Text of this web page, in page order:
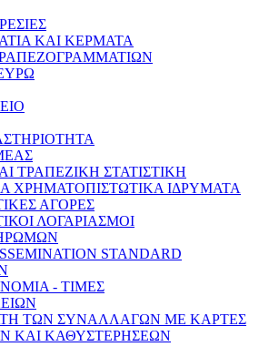
ΚΑΙ ΚΕΡΜΑΤΑ
ΤΡΑΠΕΖΙΚΗ ΣΤΑΤΙΣΤΙΚΗ
ΧΡΗΜΑΤΟΠΙΣΤΩΤΙΚΑ ΙΔΡΥΜΑΤΑ
ΑΓΟΡΕΣ
ΛΟΓΑΡΙΑΣΜΟΙ
STANDARD
- ΤΙΜΕΣ
ΤΩΝ ΣΥΝΑΛΛΑΓΩΝ ΜΕ ΚΑΡΤΕΣ
ΚΑΙ ΚΑΘΥΣΤΕΡΗΣΕΩΝ